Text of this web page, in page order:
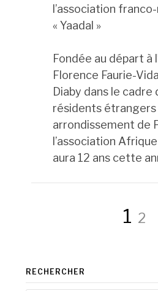
l’association
« Yaadal »
Fondée au départ à
Florence Faurie-
Diaby dans le cadre
résidents étrangers
arrondissement de
l’association
aura 12 ans cette
des
Page
1 2
RECHERCHER